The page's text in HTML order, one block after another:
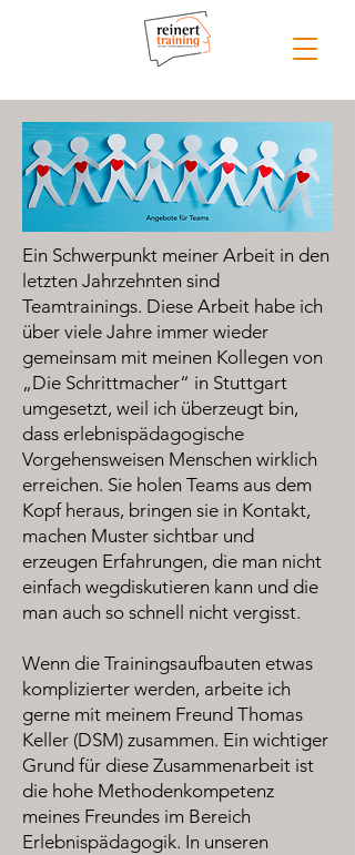
Ein Schwerpunkt meiner Arbeit in den
letzten Jahrzehnten sind
Teamtrainings. Diese Arbeit habe ich
über viele Jahre immer wieder
gemeinsam mit meinen Kollegen von
„Die Schrittmacher“ in Stuttgart
umgesetzt, weil ich überzeugt bin,
dass erlebnispädagogische
Vorgehensweisen Menschen wirklich
erreichen. Sie holen Teams aus dem
Kopf heraus, bringen sie in Kontakt,
machen Muster sichtbar und
erzeugen Erfahrungen, die man nicht
einfach wegdiskutieren kann und die
man auch so schnell nicht vergisst.
Wenn die Trainingsaufbauten etwas
komplizierter werden, arbeite ich
gerne mit meinem Freund Thomas
Keller (DSM) zusammen. Ein wichtiger
Grund für diese Zusammenarbeit ist
die hohe Methodenkompetenz
meines Freundes im Bereich
Erlebnispädagogik. In unseren